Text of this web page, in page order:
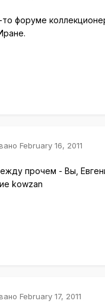
форуме
February 16, 2011
прочем - Вы,
kowzan
February 17, 2011